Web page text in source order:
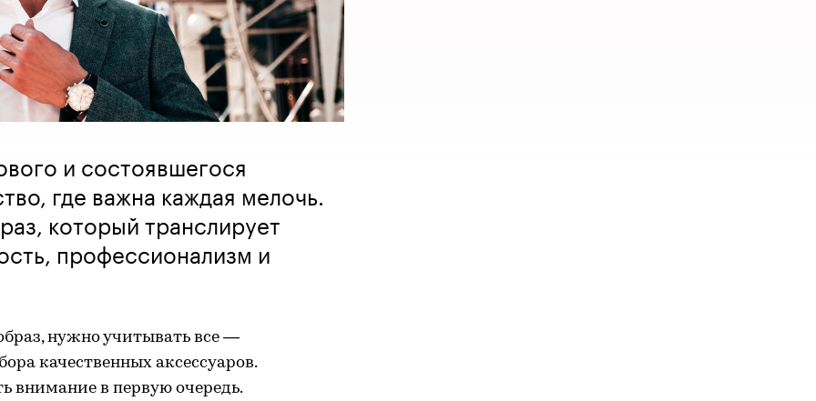
и состоявшегося
где важна каждая мелочь.
который транслирует
профессионализм и
нужно учитывать все —
качественных аксессуаров.
внимание в первую очередь.